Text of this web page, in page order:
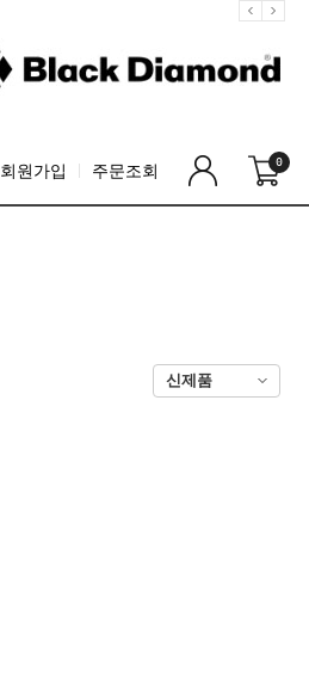
회원가입 주문조회 0